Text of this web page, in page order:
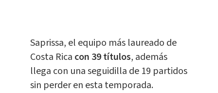
Saprissa, el equipo más laureado de
Costa Rica con 39 títulos, además
llega con una seguidilla de 19 partidos
sin perder en esta temporada.